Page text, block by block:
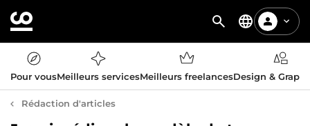
Pour vousMeilleurs servicesMeilleurs freelancesDesign &
Rédaction d'articles